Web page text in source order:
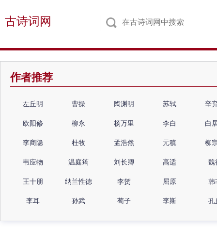
古诗词网
作者推荐
左丘明 曹操 陶渊明 苏轼 辛
欧阳修 柳永 杨万里 李白 白
李商隐 杜牧 孟浩然 元稹 柳
韦应物 温庭筠 刘长卿 高适 魏
王十朋 纳兰性德 李贺 屈原 韩
李耳 孙武 荀子 李斯 孔